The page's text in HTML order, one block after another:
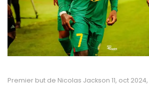
Premier but de Nicolas Jackson 11, oct